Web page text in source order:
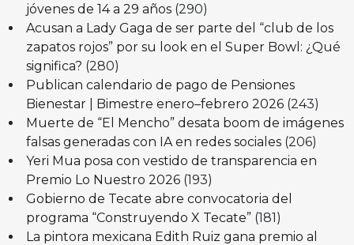
jóvenes de 14 a 29 años (290)
Acusan a Lady Gaga de ser parte del “club de los
zapatos rojos” por su look en el Super Bowl: ¿Qué
significa? (280)
Publican calendario de pago de Pensiones
Bienestar | Bimestre enero–febrero 2026 (243)
Muerte de “El Mencho” desata boom de imágenes
falsas generadas con IA en redes sociales (206)
Yeri Mua posa con vestido de transparencia en
Premio Lo Nuestro 2026 (193)
Gobierno de Tecate abre convocatoria del
programa “Construyendo X Tecate” (181)
La pintora mexicana Edith Ruiz gana premio al